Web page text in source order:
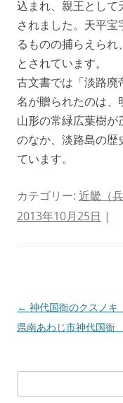
込まれ、親王として
されました。天平
るものの捕らえら
とされています。
古文書では「淡路廃
名が贈られたのは、
山形の常緑広葉樹
のなか、淡路島の歴
ています。
カテゴリー: 近畿（兵
2013年10月25日 |
投
稿
← 神代国衙のクス
県南あわじ市神代国
索: